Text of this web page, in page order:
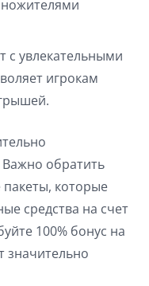
с увлекательными
игрокам
обратить
которые
средства на счет
100% бонус на
значительно